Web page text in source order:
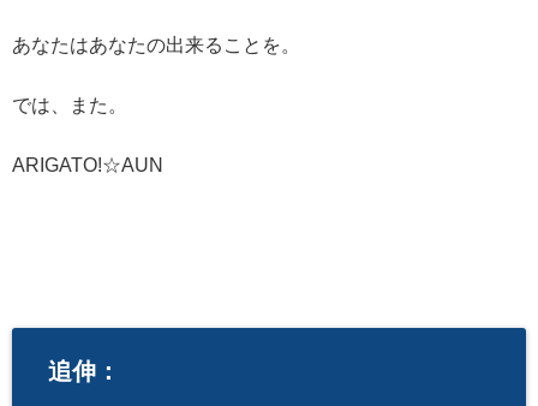
あなたはあなたの出来ることを。
では、また。
ARIGATO!☆AUN
追伸：